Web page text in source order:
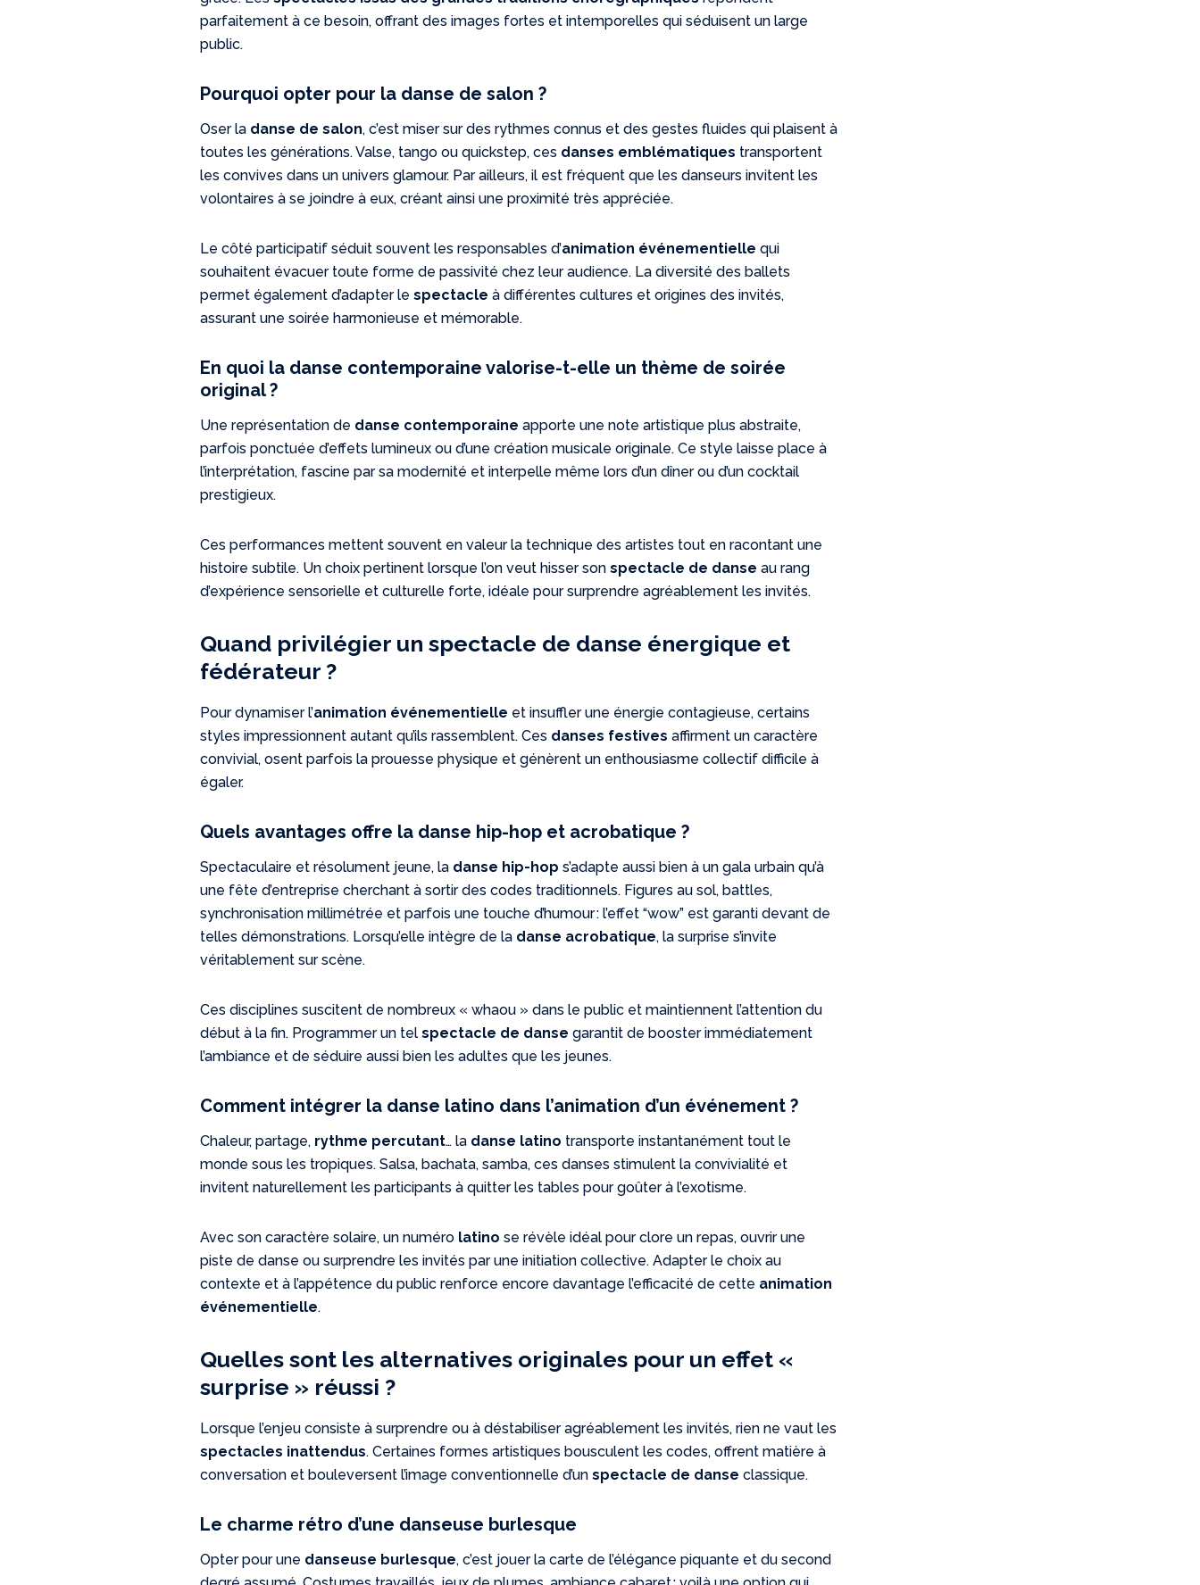
parfaitement à ce besoin, offrant des images fortes et intemporelles qui séduisent un large
public.
Pourquoi opter pour la danse de salon ?
Oser la danse de salon, c’est miser sur des rythmes connus et des gestes fluides qui plaisent à
toutes les générations. Valse, tango ou quickstep, ces danses emblématiques transportent
les convives dans un univers glamour. Par ailleurs, il est fréquent que les danseurs invitent les
volontaires à se joindre à eux, créant ainsi une proximité très appréciée.
Le côté participatif séduit souvent les responsables d’animation événementielle qui
souhaitent évacuer toute forme de passivité chez leur audience. La diversité des ballets
permet également d’adapter lespectacle à différentes cultures et origines des invités,
assurant une soirée harmonieuse et mémorable.
En quoi la danse contemporaine valorise-t-elle un thème de soirée
original ?
Une représentation de danse contemporaine apporte une note artistique plus abstraite,
parfois ponctuée d’effets lumineux ou d’une création musicale originale. Ce style laisse place à
l’interprétation, fascine par sa modernité et interpelle même lors d’un dîner ou d’un cocktail
prestigieux.
Ces performances mettent souvent en valeur la technique des artistes tout en racontant une
histoire subtile. Un choix pertinent lorsque l’on veut hisser sonspectacle de danse au rang
d’expérience sensorielle et culturelle forte, idéale pour surprendre agréablement les invités.
Quand privilégier un spectacle de danse énergique et
fédérateur ?
Pour dynamiser l’animation événementielle et insuffler une énergie contagieuse, certains
styles impressionnent autant qu’ils rassemblent. Ces danses festives affirment un caractère
convivial, osent parfois la prouesse physique et génèrent un enthousiasme collectif difficile à
égaler.
Quels avantages offre la danse hip-hop et acrobatique ?
Spectaculaire et résolument jeune, la danse hip-hop s’adapte aussi bien à un gala urbain qu’à
une fête d’entreprise cherchant à sortir des codes traditionnels. Figures au sol, battles,
synchronisation millimétrée et parfois une touche d’humour : l’effet “wow” est garanti devant de
telles démonstrations. Lorsqu’elle intègre de la danse acrobatique, la surprise s’invite
véritablement sur scène.
Ces disciplines suscitent de nombreux « whaou » dans le public et maintiennent l’attention du
début à la fin. Programmer un telspectacle de danse garantit de booster immédiatement
l’ambiance et de séduire aussi bien les adultes que les jeunes.
Comment intégrer la danse latino dans l’animation d’un événement ?
Chaleur, partage, rythme percutant… la danse latino transporte instantanément tout le
monde sous les tropiques. Salsa, bachata, samba, ces danses stimulent la convivialité et
invitent naturellement les participants à quitter les tables pour goûter à l’exotisme.
Avec son caractère solaire, un numéro latino se révèle idéal pour clore un repas, ouvrir une
piste de danse ou surprendre les invités par une initiation collective. Adapter le choix au
contexte et à l’appétence du public renforce encore davantage l’efficacité de cette animation
événementielle.
Quelles sont les alternatives originales pour un effet «
surprise » réussi ?
Lorsque l’enjeu consiste à surprendre ou à déstabiliser agréablement les invités, rien ne vaut les
spectacles inattendus. Certaines formes artistiques bousculent les codes, offrent matière à
conversation et bouleversent l’image conventionnelle d’unspectacle de danse classique.
Le charme rétro d’une danseuse burlesque
Opter pour une danseuse burlesque, c’est jouer la carte de l’élégance piquante et du second